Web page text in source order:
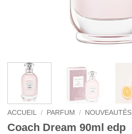
ACCUEIL / PARFUM / NOUVEAUTÉS
Coach Dream 90ml edp